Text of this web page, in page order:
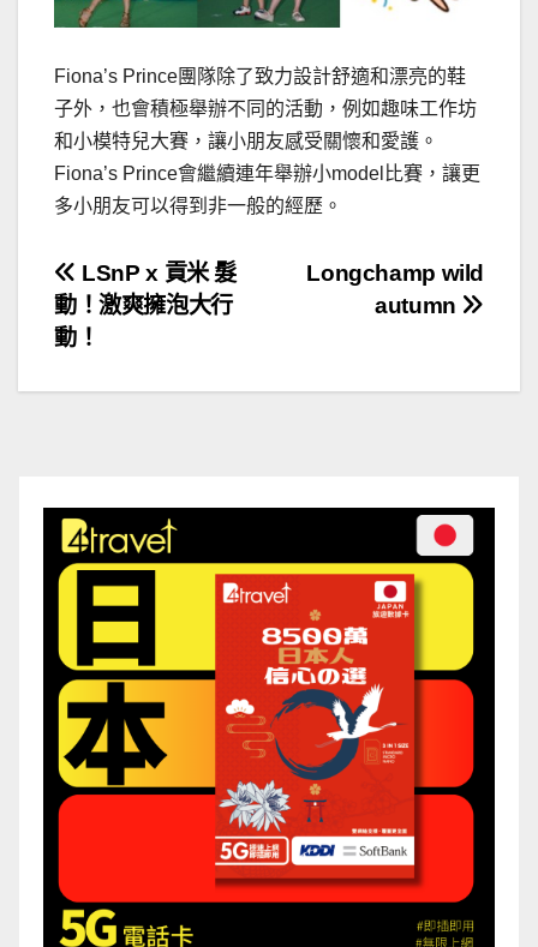
Fiona’s Prince團隊除了致力設計舒適和漂亮的鞋
子外，也會積極舉辦不同的活動，例如趣味工作坊
和小模特兒大賽，讓小朋友感受關懷和愛護。
Fiona’s Prince會繼續連年舉辦小model比賽，讓更
多小朋友可以得到非一般的經歷。
文
章
導
Longchamp wild
autumn
LSnP x 貢米 髮
動！激爽擁泡大行
動！